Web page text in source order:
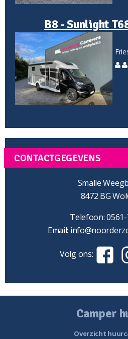
B8 - Sunlight
CONTACTGEGEVENS
Smalle
8472 BG
Telefoon:
Email:
Volg ons:
Camper
Overzicht